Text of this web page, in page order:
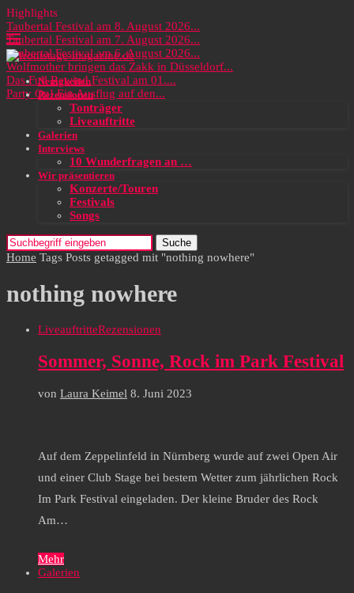
Highlights
Taubertal Festival am 8. August 2026...
Taubertal Festival am 7. August 2026...
Taubertal Festival am 6. August 2026...
Wolfmother bringen das Zakk in Düsseldorf...
Das Full Rewind Festival am 01....
Party On! Ein Ausflug auf den...
Neuigkeiten
Rezensionen
Tonträger
Liveauftritte
Galerien
Interviews
10 Wunderfragen an …
Wir präsentieren
Konzerte/Touren
Festivals
Songs
Suche
Home Tags Posts getagged mit "nothing nowhere"
nothing nowhere
LiveauftritteRezensionen
Sommer, Sonne, Rock im Park Festival
von Laura Keimel 8. Juni 2023
Auf dem Zeppelinfeld in Nürnberg wurde auf zwei Open Air
und einer Club Stage bei bestem Wetter zum jährlichen Rock
Im Park Festival eingeladen. Der kleine Bruder des Rock
Am…
Mehr
Galerien